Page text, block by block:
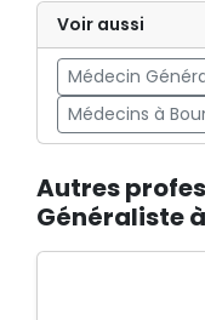
Voir aussi
Médecin
Médecins à
Autres
Généraliste